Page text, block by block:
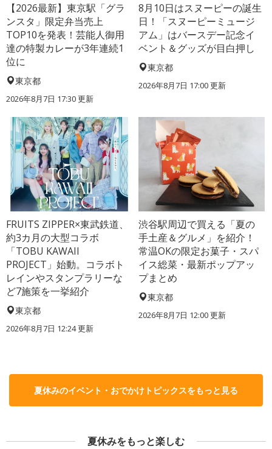
【2026最新】東京駅「グラ
ンスタ」限定弁当売上
TOP10を発表！芸能人御用
達の特製カレーが3年連続1
位に
東京都
2026年8月7日 17:30更新
8月10日はスヌーピーの誕生
日！「スヌーピーミュージ
アム」はバースデー記念イ
ベント＆グッズが目白押し
東京都
2026年8月7日 17:00更新
FRUITS ZIPPER×東武鉄道、
約3カ月の大型コラボ
「TOBU KAWAII
PROJECT」始動。コラボト
レインやスタンプラリーな
ど7施策を一挙紹介
東京都
2026年8月7日 12:24更新
渋谷駅周辺で買える「夏の
手土産＆グルメ」を紹介！
常温OKの限定お菓子・スパ
イス総菜・最新ポップアッ
プまとめ
東京都
2026年8月7日 12:00更新
夏休みのイベント・おでかけトピックスをもっと見る
夏休みをもっと楽しむ